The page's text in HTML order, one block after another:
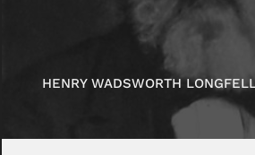
HENRY WADSWORTH